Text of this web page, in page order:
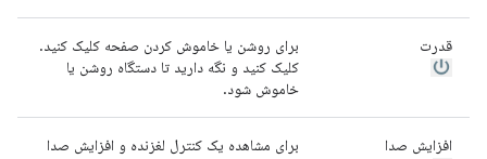
قدرت
برای روشن یا خاموش کردن صفحه کلیک کنید.
کلیک کنید و نگه دارید تا دستگاه روشن یا
خاموش شود.
افزایش صدا
برای مشاهده یک کنترل لغزنده و افزایش صدا